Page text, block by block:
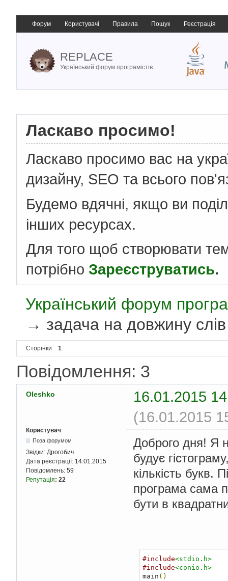
Форум Користувачі Правила Пошук Реєстрація
REPLACE
Український форум програмістів
Ласкаво просимо!
Ласкаво просимо вас на
дизайну, SEO та всього
Будемо вдячні, якщо ви
інших ресурсах.
Для того щоб створювати
потрібно Зареєструватись.
Український форум
→ задача на довжину слів
Сторінки 1
Повідомлення: 3
Oleshko
16.01.2015
(16.01.2015
Користувач
Поза форумом
Звідки: Дрогобич
Дата реєстрації: 14.01.2015
Повідомлень: 59
Репутація: 22
Доброго дня! Я
будує
кількість
програма сама
бути в
#include<stdio.h>
#include<conio.h>
main ()